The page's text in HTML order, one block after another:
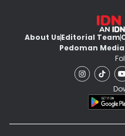
About UsEditorial Team
Pedoman